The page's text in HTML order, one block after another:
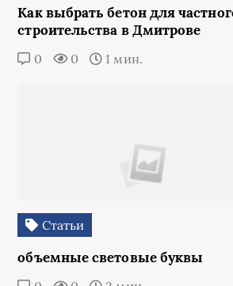
Как выбрать бетон для
строительства в Дмитрове
0 0 1 мин.
Статьи
объемные световые буквы